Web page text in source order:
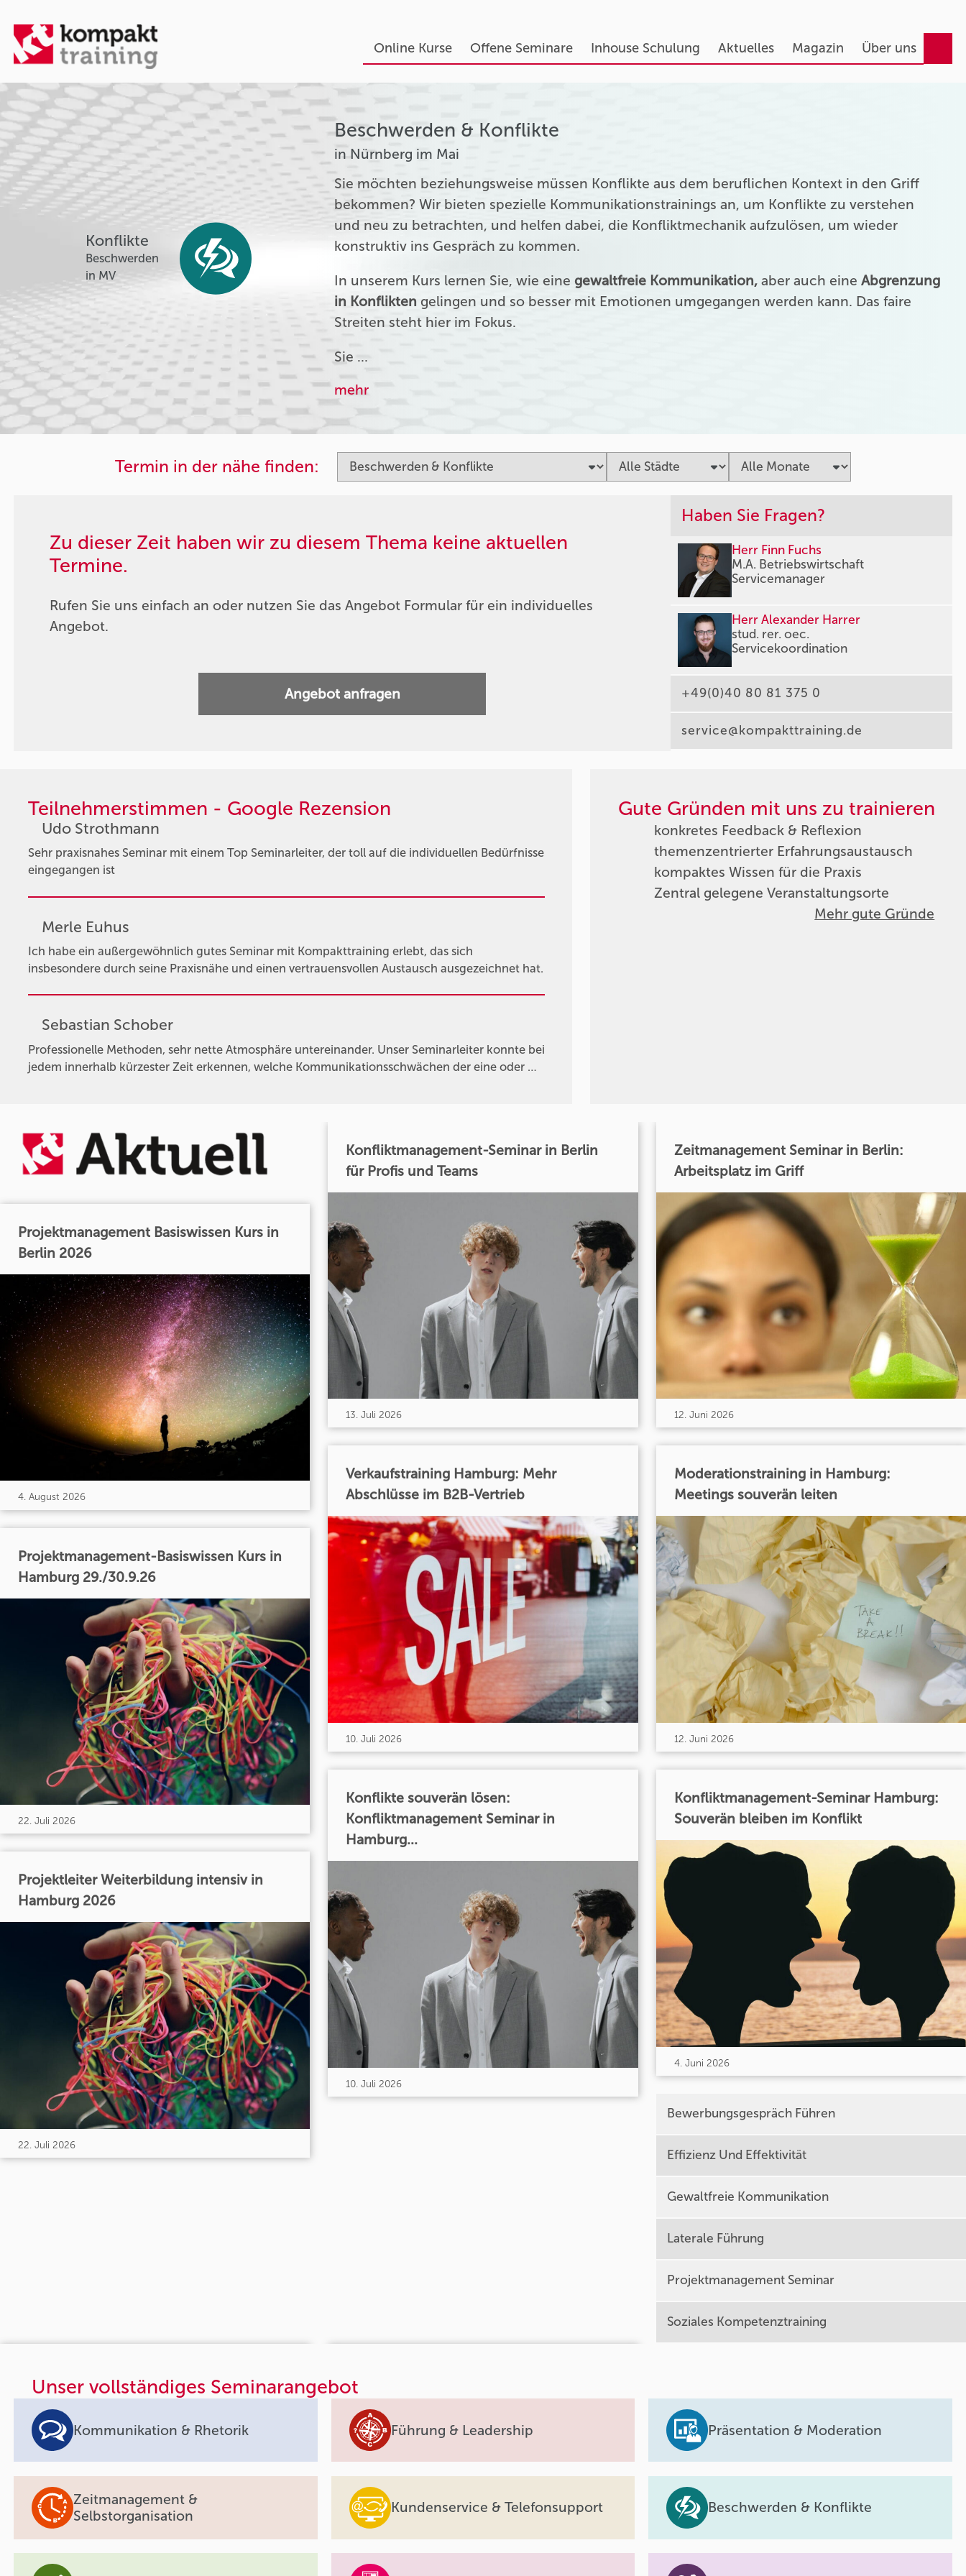
Online Kurse Offene Seminare Inhouse Schulung Aktuelles Magazin Über uns
Konflikte
Beschwerden
in MV
Beschwerden & Konflikte
in Nürnberg im Mai
Sie möchten beziehungsweise müssen Konflikte aus dem beruflichen Kontext in den Griff
bekommen? Wir bieten spezielle Kommunikationstrainings an, um Konflikte zu verstehen
und neu zu betrachten, und helfen dabei, die Konfliktmechanik aufzulösen, um wieder
konstruktiv ins Gespräch zu kommen.
In unserem Kurs lernen Sie, wie einegewaltfreie Kommunikation, aber auch eineAbgrenzung
in Konflikten gelingen und so besser mit Emotionen umgegangen werden kann. Das faire
Streiten steht hier im Fokus.
Sie …
mehr
Termin in der nähe finden:
Zu dieser Zeit haben wir zu diesem Thema keine aktuellen
Termine.
Rufen Sie uns einfach an oder nutzen Sie das Angebot Formular für ein individuelles
Angebot.
Angebot anfragen
Haben Sie Fragen?
Herr Finn Fuchs
M.A. Betriebswirtschaft
Servicemanager
Herr Alexander Harrer
stud. rer. oec.
Servicekoordination
+49(0)40 80 81 375 0
service@kompakttraining.de
Teilnehmerstimmen - Google Rezension
Udo Strothmann
Sehr praxisnahes Seminar mit einem Top Seminarleiter, der toll auf die individuellen Bedürfnisse
eingegangen ist
Merle Euhus
Ich habe ein außergewöhnlich gutes Seminar mit Kompakttraining erlebt, das sich
insbesondere durch seine Praxisnähe und einen vertrauensvollen Austausch ausgezeichnet hat.
Sebastian Schober
Professionelle Methoden, sehr nette Atmosphäre untereinander. Unser Seminarleiter konnte bei
jedem innerhalb kürzester Zeit erkennen, welche Kommunikationsschwächen der eine oder …
Gute Gründen mit uns zu trainieren
konkretes Feedback & Reflexion
themenzentrierter Erfahrungsaustausch
kompaktes Wissen für die Praxis
Zentral gelegene Veranstaltungsorte
Mehr gute Gründe
Projektmanagement Basiswissen Kurs in
Berlin 2026
4. August 2026
Projektmanagement-Basiswissen Kurs in
Hamburg 29./30.9.26
22. Juli 2026
Projektleiter Weiterbildung intensiv in
Hamburg 2026
22. Juli 2026
Konfliktmanagement-Seminar in Berlin
für Profis und Teams
13. Juli 2026
Verkaufstraining Hamburg: Mehr
Abschlüsse im B2B-Vertrieb
10. Juli 2026
Konflikte souverän lösen:
Konfliktmanagement Seminar in
Hamburg...
10. Juli 2026
Zeitmanagement Seminar in Berlin:
Arbeitsplatz im Griff
12. Juni 2026
Moderationstraining in Hamburg:
Meetings souverän leiten
12. Juni 2026
Konfliktmanagement-Seminar Hamburg:
Souverän bleiben im Konflikt
4. Juni 2026
Bewerbungsgespräch Führen
Effizienz Und Effektivität
Gewaltfreie Kommunikation
Laterale Führung
Projektmanagement Seminar
Soziales Kompetenztraining
Unser vollständiges Seminarangebot
Kommunikation & Rhetorik Führung & Leadership Präsentation & Moderation
Zeitmanagement &
Selbstorganisation
Kundenservice & Telefonsupport Beschwerden & Konflikte